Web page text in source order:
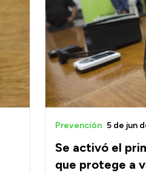
Se activó el
que protege a
Prevención 5 de jun